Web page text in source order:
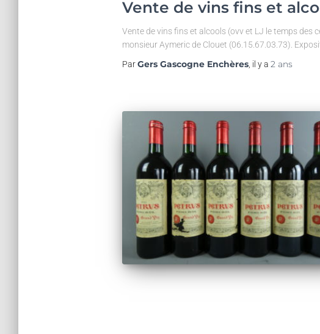
Vente de vins fins et
Vente de vins fins et alcools (ovv et LJ le temps des
monsieur Aymeric de Clouet (06.15.67.03.73).
ParGers Gascogne Enchères, il y a 2 ans